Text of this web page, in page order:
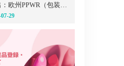
欧州PPWR（包装・
則）オンラインセ
29